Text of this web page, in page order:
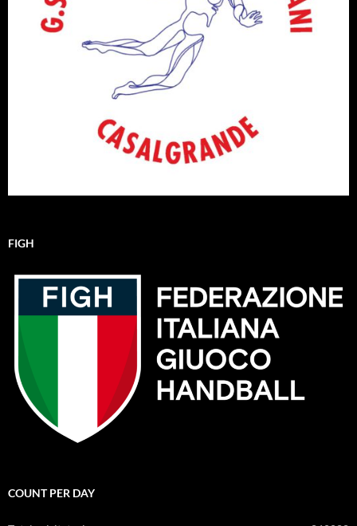
FIGH
COUNT PER DAY